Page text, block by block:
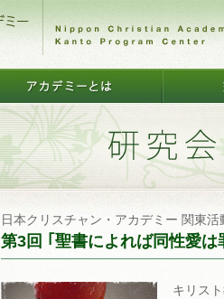
日本クリスチャン・アカデミー 関東
第3回 ｢聖書によれば同性愛
キリス